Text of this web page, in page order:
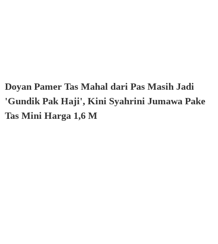
Doyan Pamer Tas Mahal dari Pas Masih Jadi
'Gundik Pak Haji', Kini Syahrini Jumawa Pake
Tas Mini Harga 1,6 M